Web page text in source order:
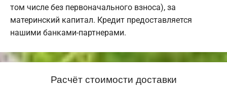
том числе без первоначального взноса), за
материнский капитал. Кредит предоставляется
нашими банками-партнерами.
Расчёт стоимости доставки